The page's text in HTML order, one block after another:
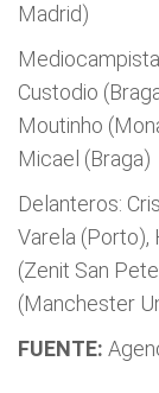
Madrid)
Custodio
Moutinho
Micael (Braga)
Delanteros:
Varela (Porto),
(Zenit San
(Manchester
FUENTE: